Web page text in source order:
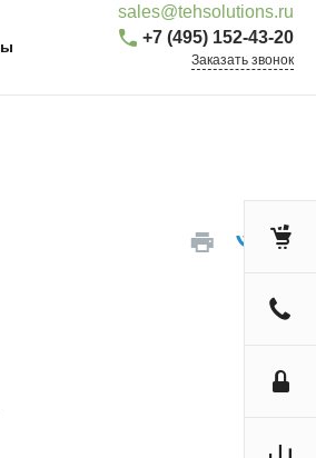
sales@tehsolutions.ru
+7 (495) 152-43-20
Заказать звонок